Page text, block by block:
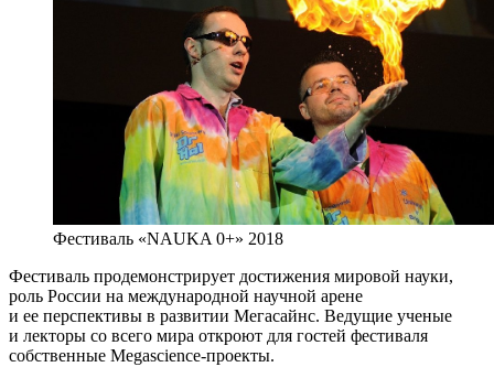
Фестиваль «NAUKA 0+» 2018
Фестиваль продемонстрирует достижения мировой науки,
роль России на международной научной арене
и ее перспективы в развитии Мегасайнс. Ведущие ученые
и лекторы со всего мира откроют для гостей фестиваля
собственные Megascience-проекты.